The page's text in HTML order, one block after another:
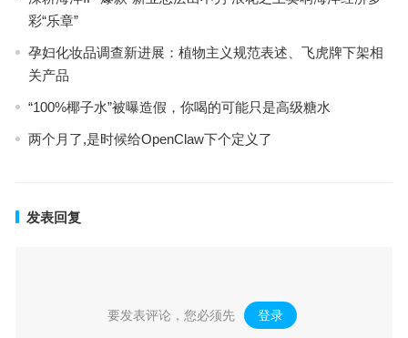
彩“乐章”
孕妇化妆品调查新进展：植物主义规范表述、飞虎牌下架相
关产品
“100%椰子水”被曝造假，你喝的可能只是高级糖水
两个月了,是时候给OpenClaw下个定义了
发表回复
要发表评论，您必须先 登录 。